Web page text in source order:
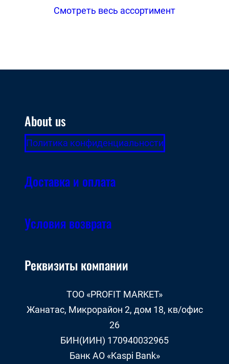
Смотреть весь ассортимент
About us
Политика конфиденциальности
Доставка и оплата
Условия возврата
Реквизиты компании
ТОО «PROFIT MARKET»
Жанатас, Микрорайон 2, дом 18, кв/офис
26
БИН(ИИН) 170940032965
Банк АО «Kaspi Bank»